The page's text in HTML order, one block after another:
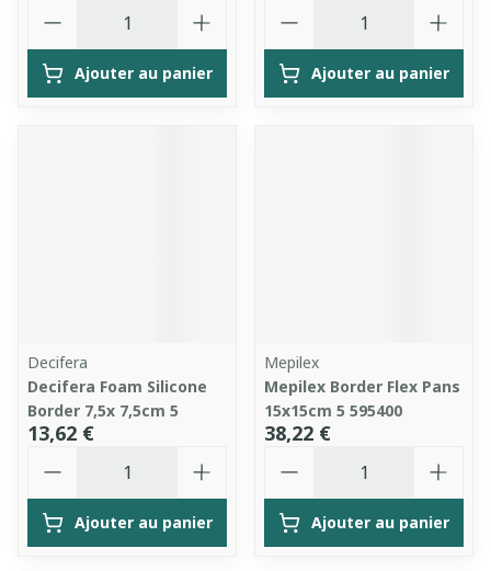
Ajouter au panier Ajouter au panier
Decifera
Decifera Foam Silicone
Border 7,5x 7,5cm 5
13,62 €
Ajouter au panier
Mepilex
Mepilex Border Flex Pans
15x15cm 5 595400
38,22 €
Ajouter au panier